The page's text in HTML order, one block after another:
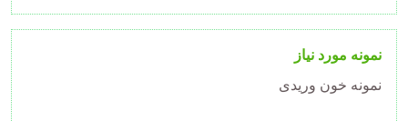
نمونه مورد نیاز
نمونه خون وریدی